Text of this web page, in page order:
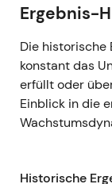
Ergebnis-
Die historische
konstant das
erfüllt oder
Einblick in die
Historische